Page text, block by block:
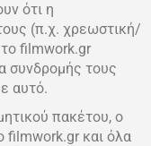
ότι η
(π.χ. χρεωστική/
filmwork.gr
συνδρομής τους
αυτό.
πακέτου, ο
filmwork.gr και όλα